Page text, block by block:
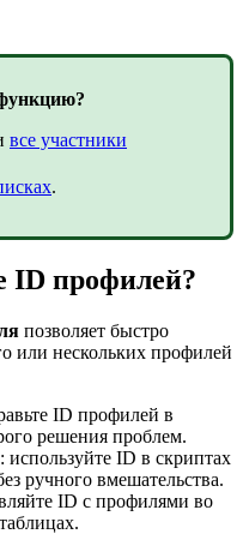
все участники
.
ID профилей?
позволяет быстро
или нескольких профилей
ID профилей в
решения проблем.
: используйте ID в скриптах
ручного вмешательства.
ID с профилями во